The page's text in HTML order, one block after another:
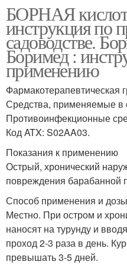
БОРНАЯ
инструкция по
садоводстве.
Боримед :
применению
Фармакотерапевтическая
Средства, применяемые в
Противоинфекционные
Код ATX: S02AA03.
Показания к применению
Острый, хронический
повреждения барабанной
Способ применения и дозы
Местно. При остром и
наносят на турунду и
проход 2-3 раза в день.
превышать 3-5 дней.